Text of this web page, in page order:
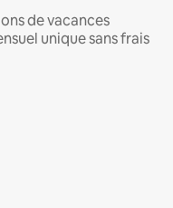
de vacances
unique sans frais